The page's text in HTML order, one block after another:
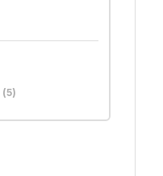
(5)